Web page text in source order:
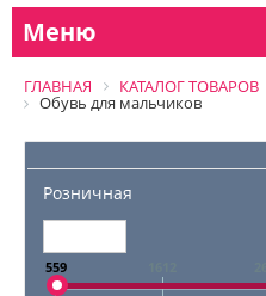
Меню
ГЛАВНАЯ КАТАЛОГ ТОВАРОВ
Обувь для мальчиков
Розничная
559